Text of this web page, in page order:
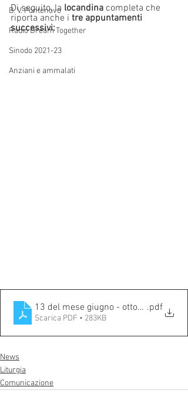
B. V. Pontenovo
Radio Dream Together
Sinodo 2021-23
Anziani e ammalati
Di seguito, la locandina completa che
riporta anche i tre appuntamenti
successivi:
13 del mese giugno - ottobre
.pdf
Scarica PDF • 283KB
News
Liturgia
Comunicazione